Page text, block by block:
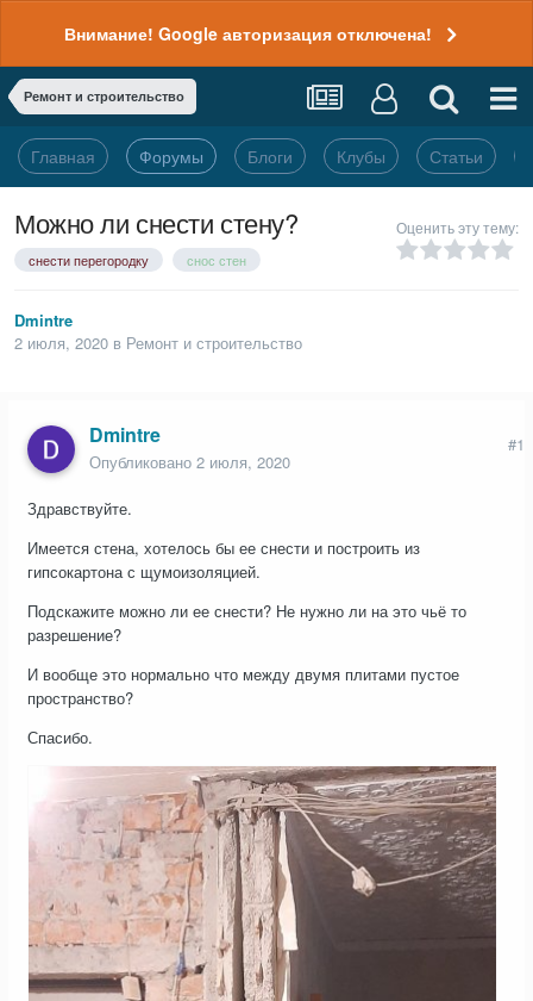
Внимание! Google авторизация отключена!
Ремонт и строительство
Главная Форумы Блоги Клубы Статьи
Можно ли снести стену?
снести перегородку снос стен
Оценить эту тему:
Dmintre
2 июля, 2020 в Ремонт и строительство
Dmintre
Опубликовано 2 июля, 2020
#1
Здравствуйте.
Имеется стена, хотелось бы ее снести и построить из
гипсокартона с щумоизоляцией.
Подскажите можно ли ее снести? Не нужно ли на это чьё то
разрешение?
И вообще это нормально что между двумя плитами пустое
пространство?
Спасибо.